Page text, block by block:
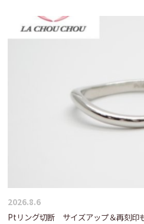
2026.8.6
Ptリング切断 サイズアップ＆再刻印